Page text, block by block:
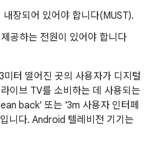
장되어 있어야 합니다(MUST).
공하는 전원이 있어야 합니다
미터 떨어진 곳의 사용자가 디지털
이브 TV를 소비하는 데 사용되는
back' 또는 '3m 사용자 인터페
니다. Android 텔레비전 기기는